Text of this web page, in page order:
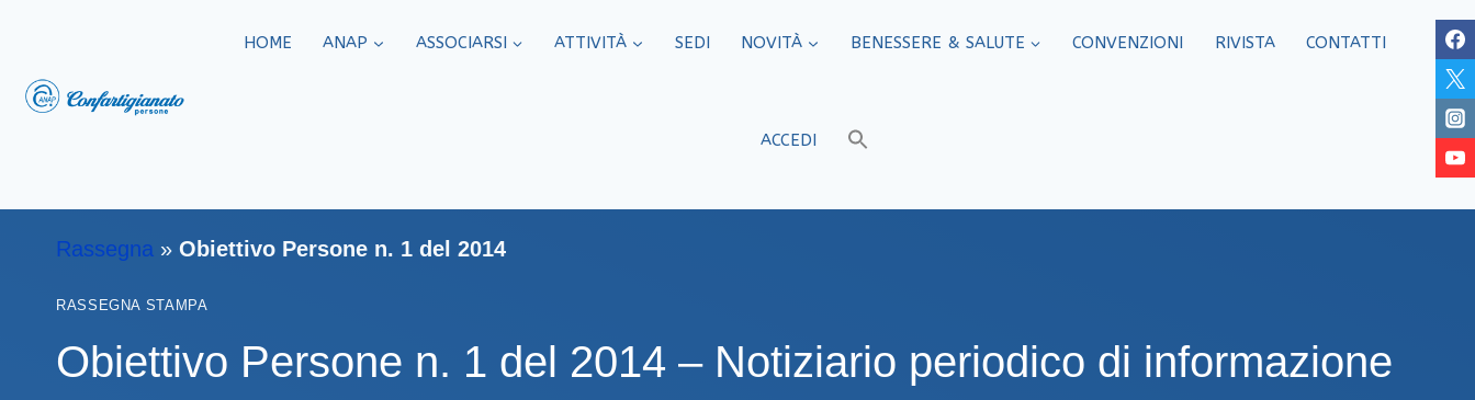
HOME ANAP ASSOCIARSI ATTIVITÀ SEDI​ NOVITÀ BENESSERE & SALUTE CONVENZIONI RIVISTA CONTATTI
ACCEDI
Rassegna » Obiettivo Persone n. 1 del 2014
RASSEGNA STAMPA
Obiettivo Persone n. 1 del 2014 – Notiziario periodico di informazione